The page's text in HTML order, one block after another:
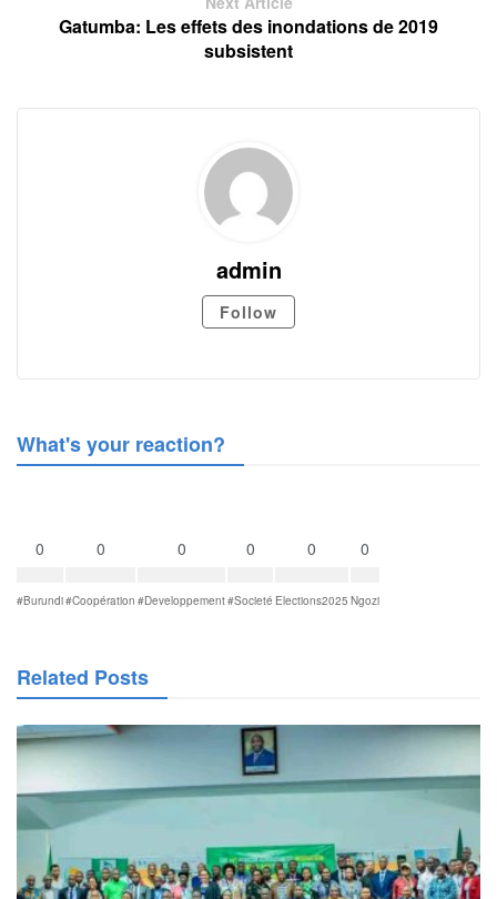
Gatumba: Les effets des inondations de 2019
subsistent
admin
Follow
What's your reaction?
0
#Burundi
0
#Coopération
0
#Developpement
0
#Societé
0
Elections2025
0
Ngozi
Related Posts